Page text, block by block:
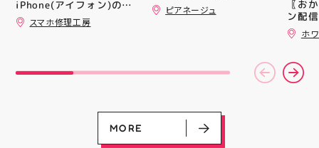
iPhone(アイフォン)の充
電口修理はスマホ修理工
房アティ郡山店なら即日
スマホ修理工房
クキラ #たまごっち #サ
HUBSTORE 数量限定 新
商品入荷
ピアネージュ
録)画
だく
加す
ズな
ぜひ
熱い
〖お
ン配
ッパ
￥
ーポ
ース
ホ
MORE